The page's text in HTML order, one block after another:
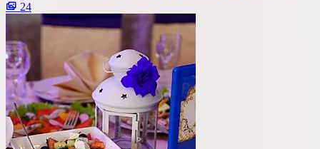
С живой музыкой
С панорамным видом
С детской комнатой
С шоу программой
Своя парковка
Показать8площадок Сбросить все фильтры
24